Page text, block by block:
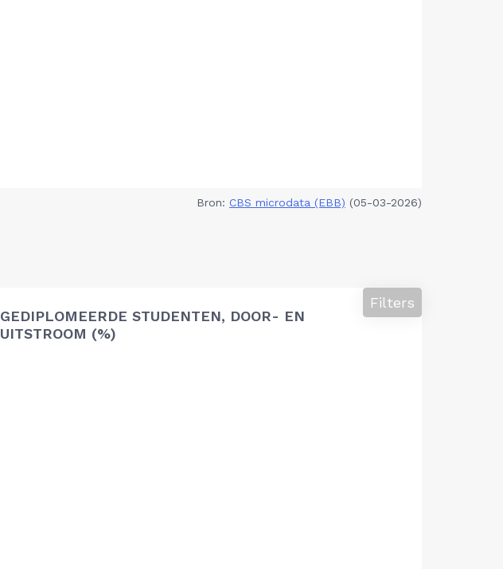
Bron: CBS microdata (EBB) (05-03-2026)
GEDIPLOMEERDE STUDENTEN, DOOR- EN
UITSTROOM (%)
Filters